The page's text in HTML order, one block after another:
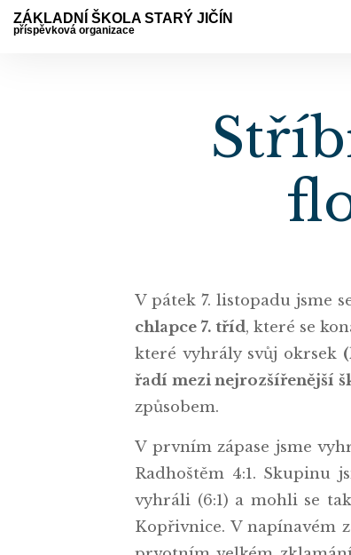
ZÁKLADNÍ ŠKOLA STARÝ JIČÍN
příspěvková organizace
V pátek 7. listopadu jsme
chlapce 7. tříd, které se
které vyhrály svůj okrsek
řadí mezi nejrozšířenější
způsobem.
V prvním zápase jsme
Radhoštěm 4:1.
vyhráli (6:1) a mohli se
Kopřivnice. V napínavém